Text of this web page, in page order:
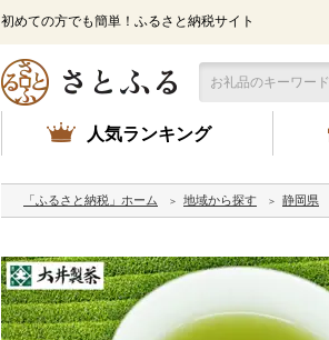
初めての方でも簡単！ふるさと納税サイト
人気ランキング
「ふるさと納税」ホーム 地域から探す 静岡県